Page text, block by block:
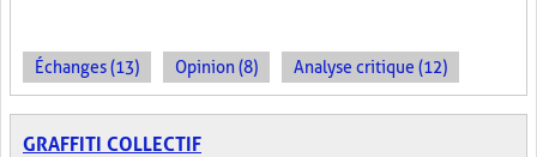
Échanges (13) Opinion (8) Analyse critique (12)
GRAFFITI COLLECTIF